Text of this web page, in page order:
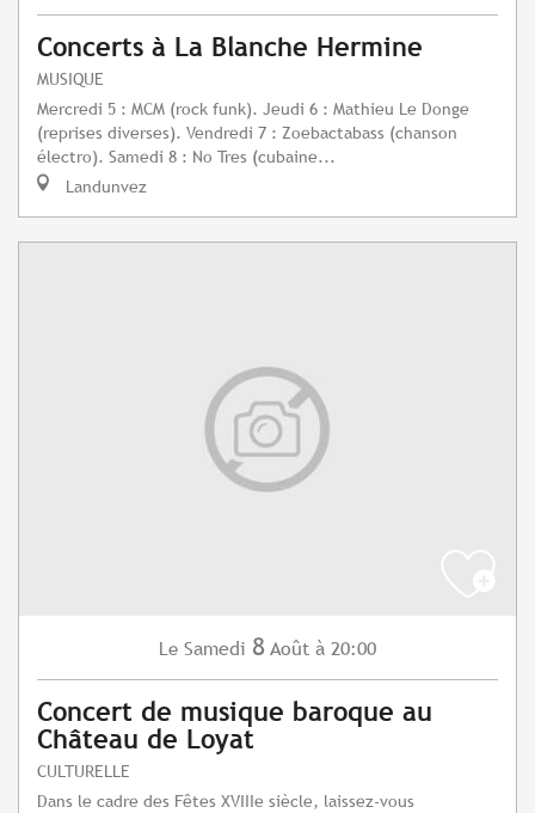
Concerts à La Blanche Hermine
MUSIQUE
Mercredi 5 : MCM (rock funk). Jeudi 6 : Mathieu Le Donge
(reprises diverses). Vendredi 7 : Zoebactabass (chanson
électro). Samedi 8 : No Tres (cubaine...
Landunvez
Le Samedi 8 Août à 20:00
Concert de musique baroque au
Château de Loyat
CULTURELLE
Dans le cadre des Fêtes XVIIIe siècle, laissez-vous